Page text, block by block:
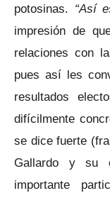
potosinas. “Así
impresión de
relaciones con
pues así les
resultados
difícilmente
se dice fuerte
Gallardo y su
importante